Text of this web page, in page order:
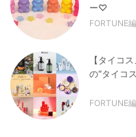
ー♡
FORTUNE
【タイコ
の“タイコ
FORTUNE